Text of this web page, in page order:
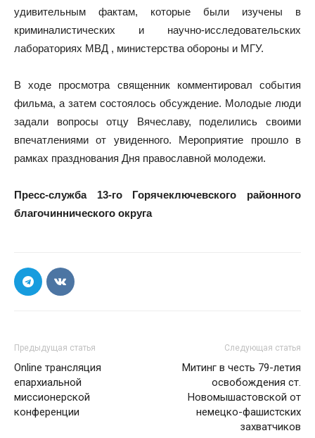
удивительным фактам, которые были изучены в
криминалистических и научно-исследовательских
лабораториях МВД , министерства обороны и МГУ.
В ходе просмотра священник комментировал события
фильма, а затем состоялось обсуждение. Молодые люди
задали вопросы отцу Вячеславу, поделились своими
впечатлениями от увиденного. Мероприятие прошло в
рамках празднования Дня православной молодежи.
Пресс-служба 13-го Горячеключевского районного
благочиннического округа
Предыдущая статья
Online трансляция
епархиальной
миссионерской
конференции
Следующая статья
Митинг в честь 79-летия
освобождения ст.
Новомышастовской от
немецко-фашистских
захватчиков